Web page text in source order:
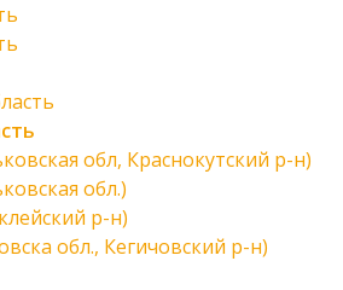
обл, Краснокутский р-н)
обл.)
р-н)
обл., Кегичовский р-н)